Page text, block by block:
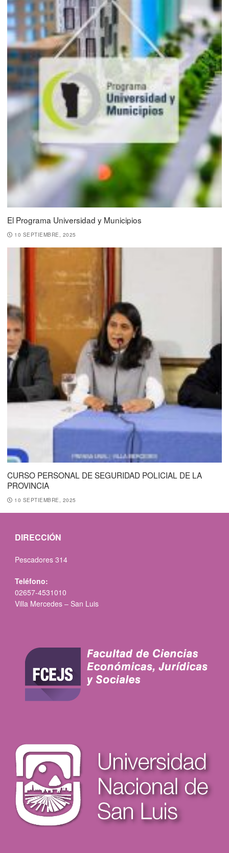
El Programa Universidad y Municipios
10 SEPTIEMBRE, 2025
CURSO PERSONAL DE SEGURIDAD POLICIAL DE LA
PROVINCIA
10 SEPTIEMBRE, 2025
DIRECCIÓN
Pescadores 314
Teléfono:
02657-4531010
Villa Mercedes – San Luis